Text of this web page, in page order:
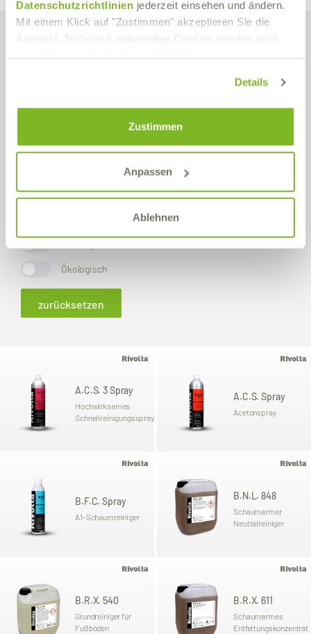
Datenschutzrichtlinien jederzeit einsehen und ändern.
Mit einem Klick auf "Zustimmen" akzeptieren Sie die
Auswahl. Technisch notwendige Cookies werden auch
Details
Zustimmen
Anpassen
Ablehnen
Produktfinder
Ökologisch
zurücksetzen
A.C.S. 3 Spray
Hochwirksames
Schnellreinigungsspray
A.C.S. Spray
Acetonspray
B.F.C. Spray
A1-Schaumreiniger
B.N.L. 848
Schaumarmer
Neutralreiniger
B.R.X. 540
Grundreiniger für
Fußböden
B.R.X. 611
Schaumarmes
Entfettungskonzentrat